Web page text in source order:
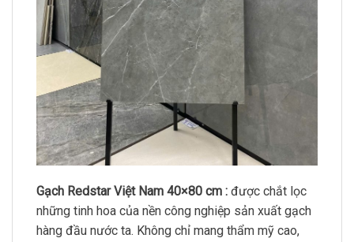
Gạch Redstar Việt Nam 40×80 cm : được chắt lọc
những tinh hoa của nền công nghiệp sản xuất gạch
hàng đầu nước ta. Không chỉ mang thẩm mỹ cao,